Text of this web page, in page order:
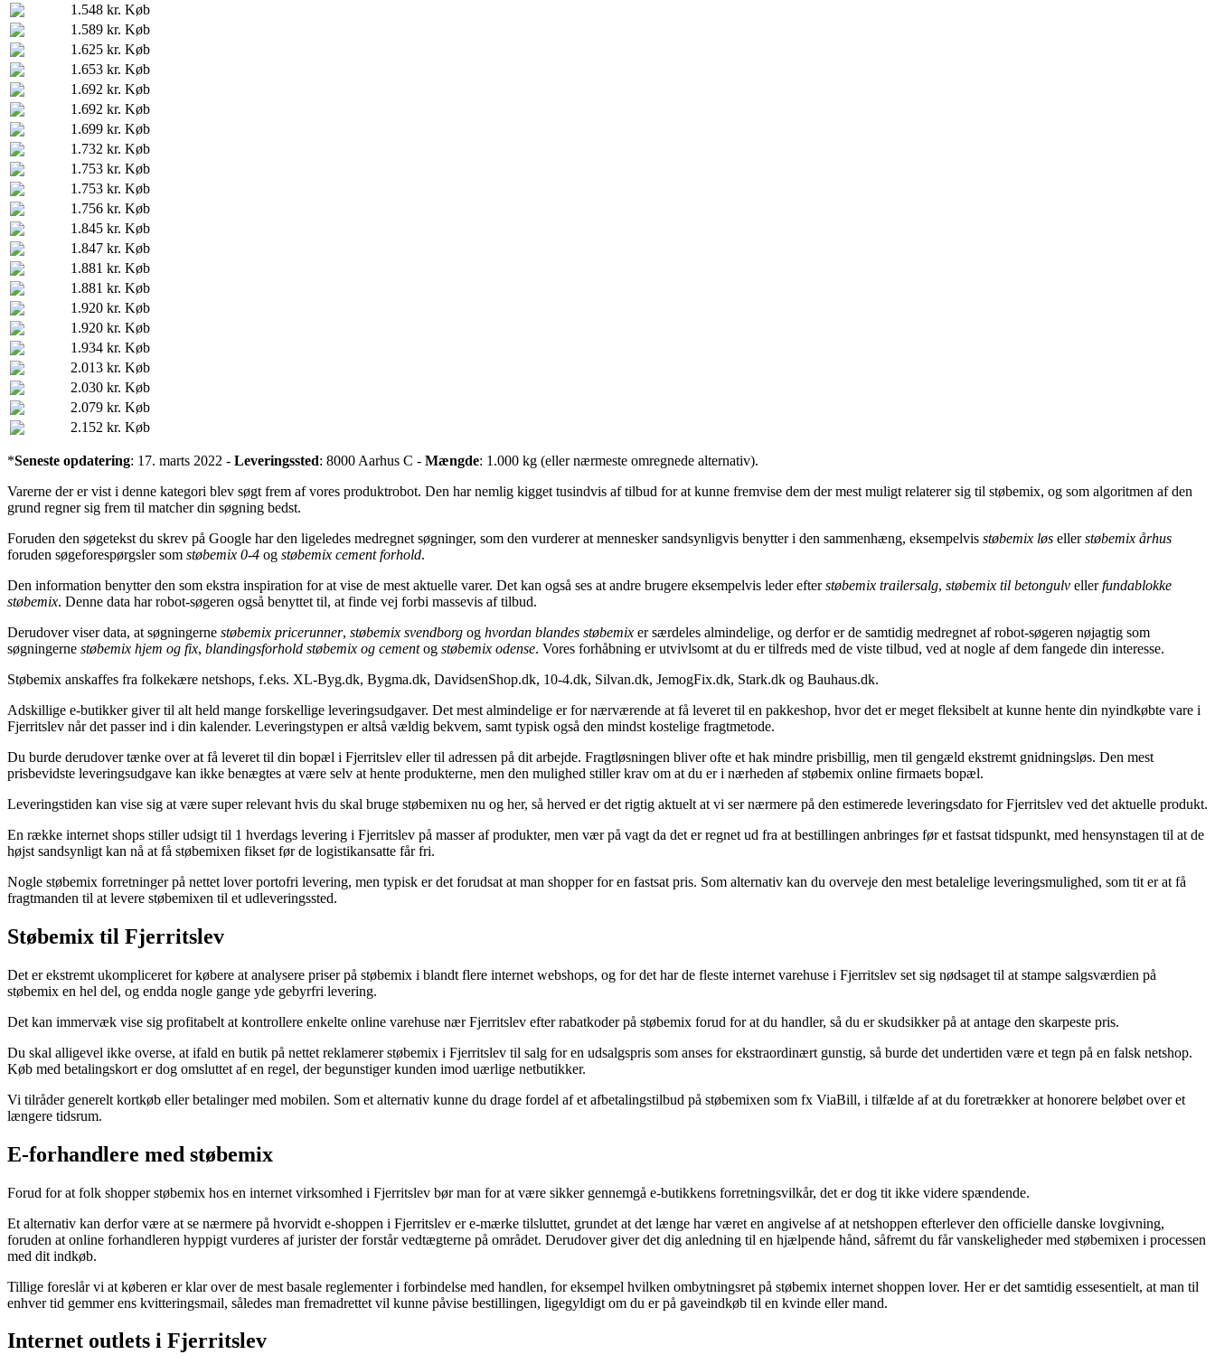
1.548 kr. Køb
1.589 kr. Køb
1.625 kr. Køb
1.653 kr. Køb
1.692 kr. Køb
1.692 kr. Køb
1.699 kr. Køb
1.732 kr. Køb
1.753 kr. Køb
1.753 kr. Køb
1.756 kr. Køb
1.845 kr. Køb
1.847 kr. Køb
1.881 kr. Køb
1.881 kr. Køb
1.920 kr. Køb
1.920 kr. Køb
1.934 kr. Køb
2.013 kr. Køb
2.030 kr. Køb
2.079 kr. Køb
2.152 kr. Køb
*Seneste opdatering: 17. marts 2022 - Leveringssted: 8000 Aarhus C - Mængde: 1.000 kg (eller nærmeste omregnede alternativ).
Varerne der er vist i denne kategori blev søgt frem af vores produktrobot. Den har nemlig kigget tusindvis af tilbud for at kunne fremvise dem der mest muligt relaterer sig til støbemix, og som algoritmen af den
grund regner sig frem til matcher din søgning bedst.
Foruden den søgetekst du skrev på Google har den ligeledes medregnet søgninger, som den vurderer at mennesker sandsynligvis benytter i den sammenhæng, eksempelvis støbemix løs ellerstøbemix århus
foruden søgeforespørgsler som støbemix 0-4 og støbemix cement forhold.
Den information benytter den som ekstra inspiration for at vise de mest aktuelle varer. Det kan også ses at andre brugere eksempelvis leder efterstøbemix trailersalg, støbemix til betongulv ellerfundablokke
støbemix. Denne data har robot-søgeren også benyttet til, at finde vej forbi massevis af tilbud.
Derudover viser data, at søgningerne støbemix pricerunner, støbemix svendborg og hvordan blandes støbemix er særdeles almindelige, og derfor er de samtidig medregnet af robot-søgeren nøjagtig som
søgningerne støbemix hjem og fix, blandingsforhold støbemix og cementog støbemix odense. Vores forhåbning er utvivlsomt at du er tilfreds med de viste tilbud, ved at nogle af dem fangede din interesse.
Støbemix anskaffes fra folkekære netshops, f.eks. XL-Byg.dk, Bygma.dk, DavidsenShop.dk, 10-4.dk, Silvan.dk, JemogFix.dk, Stark.dk og Bauhaus.dk.
Adskillige e-butikker giver til alt held mange forskellige leveringsudgaver. Det mest almindelige er for nærværende at få leveret til en pakkeshop, hvor det er meget fleksibelt at kunne hente din nyindkøbte vare i
Fjerritslev når det passer ind i din kalender. Leveringstypen er altså vældig bekvem, samt typisk også den mindst kostelige fragtmetode.
Du burde derudover tænke over at få leveret til din bopæl i Fjerritslev eller til adressen på dit arbejde. Fragtløsningen bliver ofte et hak mindre prisbillig, men til gengæld ekstremt gnidningsløs. Den mest
prisbevidste leveringsudgave kan ikke benægtes at være selv at hente produkterne, men den mulighed stiller krav om at du er i nærheden af støbemix online firmaets bopæl.
Leveringstiden kan vise sig at være super relevant hvis du skal bruge støbemixen nu og her, så herved er det rigtig aktuelt at vi ser nærmere på den estimerede leveringsdato for Fjerritslev ved det aktuelle produkt.
En række internet shops stiller udsigt til 1 hverdags levering i Fjerritslev på masser af produkter, men vær på vagt da det er regnet ud fra at bestillingen anbringes før et fastsat tidspunkt, med hensynstagen til at de
højst sandsynligt kan nå at få støbemixen fikset før de logistikansatte får fri.
Nogle støbemix forretninger på nettet lover portofri levering, men typisk er det forudsat at man shopper for en fastsat pris. Som alternativ kan du overveje den mest betalelige leveringsmulighed, som tit er at få
fragtmanden til at levere støbemixen til et udleveringssted.
Støbemix til Fjerritslev
Det er ekstremt ukompliceret for købere at analysere priser på støbemix i blandt flere internet webshops, og for det har de fleste internet varehuse i Fjerritslev set sig nødsaget til at stampe salgsværdien på
støbemix en hel del, og endda nogle gange yde gebyrfri levering.
Det kan immervæk vise sig profitabelt at kontrollere enkelte online varehuse nær Fjerritslev efter rabatkoder på støbemix forud for at du handler, så du er skudsikker på at antage den skarpeste pris.
Du skal alligevel ikke overse, at ifald en butik på nettet reklamerer støbemix i Fjerritslev til salg for en udsalgspris som anses for ekstraordinært gunstig, så burde det undertiden være et tegn på en falsk netshop.
Køb med betalingskort er dog omsluttet af en regel, der begunstiger kunden imod uærlige netbutikker.
Vi tilråder generelt kortkøb eller betalinger med mobilen. Som et alternativ kunne du drage fordel af et afbetalingstilbud på støbemixen som fx ViaBill, i tilfælde af at du foretrækker at honorere beløbet over et
længere tidsrum.
E-forhandlere med støbemix
Forud for at folk shopper støbemix hos en internet virksomhed i Fjerritslev bør man for at være sikker gennemgå e-butikkens forretningsvilkår, det er dog tit ikke videre spændende.
Et alternativ kan derfor være at se nærmere på hvorvidt e-shoppen i Fjerritslev er e-mærke tilsluttet, grundet at det længe har været en angivelse af at netshoppen efterlever den officielle danske lovgivning,
foruden at online forhandleren hyppigt vurderes af jurister der forstår vedtægterne på området. Derudover giver det dig anledning til en hjælpende hånd, såfremt du får vanskeligheder med støbemixen i processen
med dit indkøb.
Tillige foreslår vi at køberen er klar over de mest basale reglementer i forbindelse med handlen, for eksempel hvilken ombytningsret på støbemix internet shoppen lover. Her er det samtidig essesentielt, at man til
enhver tid gemmer ens kvitteringsmail, således man fremadrettet vil kunne påvise bestillingen, ligegyldigt om du er på gaveindkøb til en kvinde eller mand.
Internet outlets i Fjerritslev